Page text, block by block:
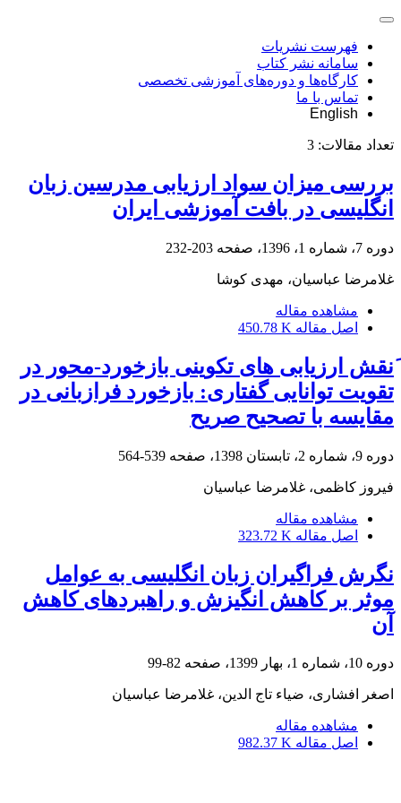
فهرست نشریات
سامانه نشر کتاب
کارگاه‌ها و دوره‌های آموزشی تخصصی
تماس با ما
English
تعداد مقالات: 3
بررسی میزان سواد ارزیابی مدرسین زبان
انگلیسی در بافت آموزشی ایران
دوره 7، شماره 1، 1396، صفحه 203-232
غلامرضا عباسیان، مهدی کوشا
مشاهده مقاله
اصل مقاله 450.78 K
َنقش ارزیابی های تکوینی بازخورد-محور در
تقویت توانایی گفتاری: بازخورد فرازبانی در
مقایسه با تصحیح صریح
دوره 9، شماره 2، تابستان 1398، صفحه 539-564
فیروز کاظمی، غلامرضا عباسیان
مشاهده مقاله
اصل مقاله 323.72 K
نگرش فراگیران زبان انگلیسی به عوامل
موثر بر کاهش انگیزش و راهبردهای کاهش
آن
دوره 10، شماره 1، بهار 1399، صفحه 82-99
اصغر افشاری، ضیاء تاج الدین، غلامرضا عباسیان
مشاهده مقاله
اصل مقاله 982.37 K